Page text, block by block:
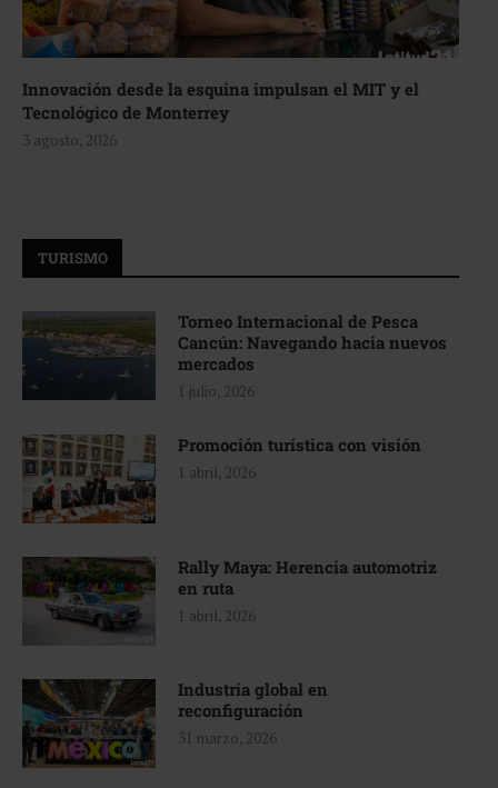
Innovación desde la esquina impulsan el MIT y el
Tecnológico de Monterrey
3 agosto, 2026
TURISMO
Torneo Internacional de Pesca
Cancún: Navegando hacia nuevos
mercados
1 julio, 2026
Promoción turística con visión
1 abril, 2026
Rally Maya: Herencia automotriz
en ruta
1 abril, 2026
Industria global en
reconfiguración
31 marzo, 2026